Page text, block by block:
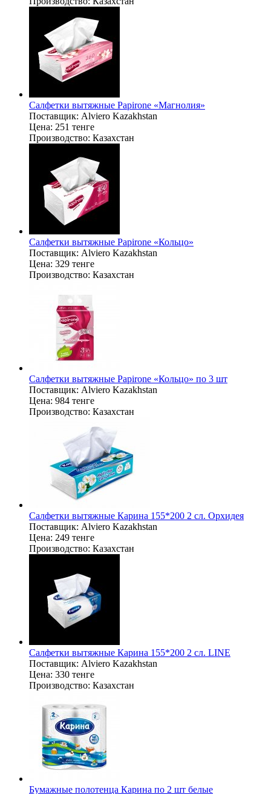
Салфетки вытяжные Papirone «Магнолия»
Поставщик: Alviero Kazakhstan
Цена: 251 тенге
Производство: Казахстан
Салфетки вытяжные Papirone «Кольцо»
Поставщик: Alviero Kazakhstan
Цена: 329 тенге
Производство: Казахстан
Салфетки вытяжные Papirone «Кольцо» по 3 шт
Поставщик: Alviero Kazakhstan
Цена: 984 тенге
Производство: Казахстан
Салфетки вытяжные Карина 155*200 2 сл. Орхидея
Поставщик: Alviero Kazakhstan
Цена: 249 тенге
Производство: Казахстан
Салфетки вытяжные Карина 155*200 2 сл. LINE
Поставщик: Alviero Kazakhstan
Цена: 330 тенге
Производство: Казахстан
Бумажные полотенца Карина по 2 шт белые